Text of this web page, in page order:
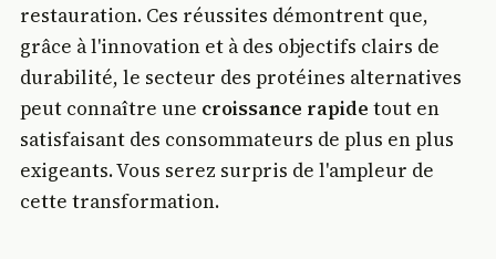
restauration. Ces réussites démontrent que,
grâce à l'innovation et à des objectifs clairs de
durabilité, le secteur des protéines alternatives
peut connaître une croissance rapide tout en
satisfaisant des consommateurs de plus en plus
exigeants. Vous serez surpris de l'ampleur de
cette transformation.